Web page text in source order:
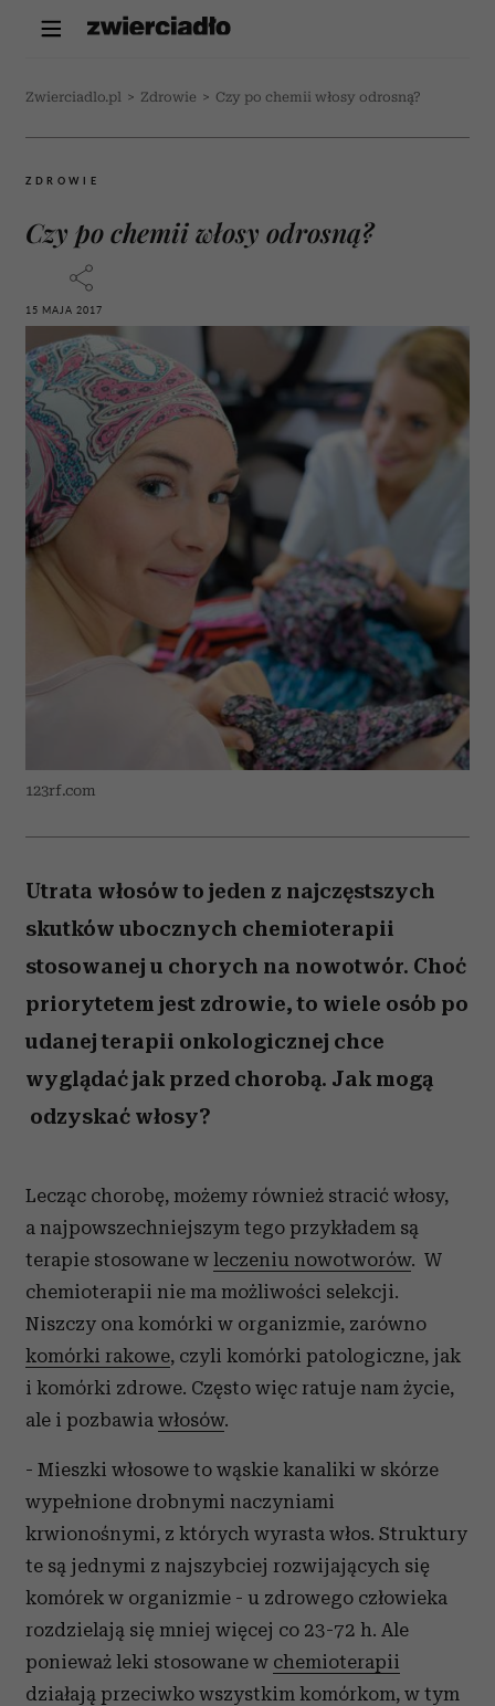
Zwierciadlo.pl > Zdrowie > Czy po chemii włosy odrosną?
ZDROWIE
Czy po chemii włosy odrosną?
15 MAJA 2017
123rf.com
Utrata włosów to jeden z najczęstszych
skutków ubocznych chemioterapii
stosowanej u chorych na nowotwór. Choć
priorytetem jest zdrowie, to wiele osób po
udanej terapii onkologicznej chce
wyglądać jak przed chorobą. Jak mogą
odzyskać włosy?
Lecząc chorobę, możemy również stracić włosy,
a najpowszechniejszym tego przykładem są
terapie stosowane w leczeniu nowotworów. W
chemioterapii nie ma możliwości selekcji.
Niszczy ona komórki w organizmie, zarówno
komórki rakowe, czyli komórki patologiczne, jak
i komórki zdrowe. Często więc ratuje nam życie,
ale i pozbawia włosów.
- Mieszki włosowe to wąskie kanaliki w skórze
wypełnione drobnymi naczyniami
krwionośnymi, z których wyrasta włos. Struktury
te są jednymi z najszybciej rozwijających się
komórek w organizmie - u zdrowego człowieka
rozdzielają się mniej więcej co 23-72 h. Ale
ponieważ leki stosowane w chemioterapii
działają przeciwko wszystkim komórkom, w tym